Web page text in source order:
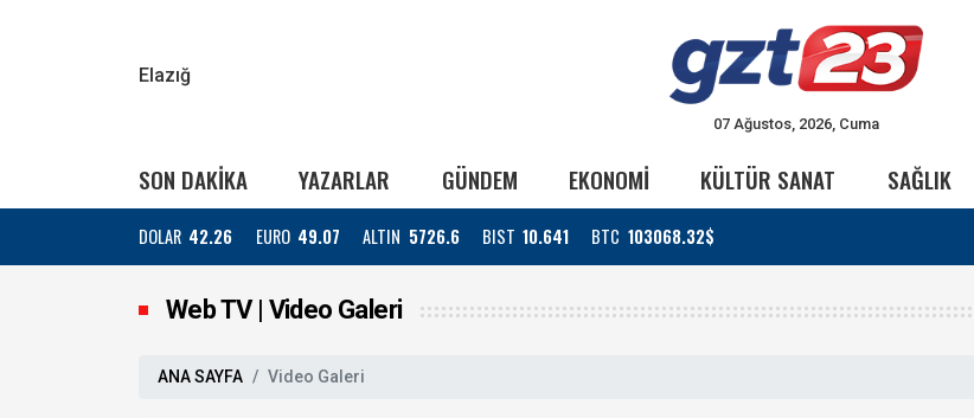
Elazığ
07 Ağustos, 2026, Cuma
SON DAKİKA YAZARLAR GÜNDEM EKONOMİ KÜLTÜR SANAT SAĞLIK
DOLAR 42.26 EURO 49.07 ALTIN 5726.6 BIST 10.641 BTC 103068.32$
Web TV | Video Galeri
ANA SAYFA Video Galeri